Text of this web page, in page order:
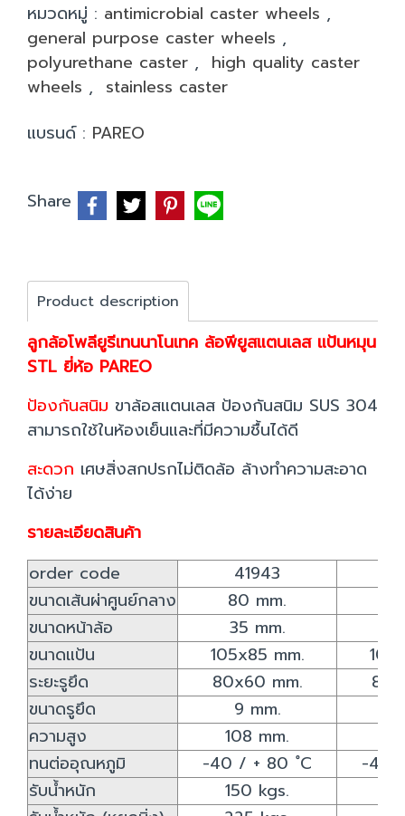
หมวดหมู่ : antimicrobial caster wheels ,
general purpose caster wheels ,
polyurethane caster , high quality caster
wheels , stainless caster
แบรนด์ : PAREO
Share
Product description
ลูกล้อโพลียูรีเทนนาโนเทค ล้อพียูสแตนเลส แป้นหมุน
STL ยี่ห้อ PAREO
ป้องกันสนิม ขาล้อสแตนเลส ป้องกันสนิม SUS 304
สามารถใช้ในห้องเย็นและที่มีความชื้นได้ดี
สะดวก เศษสิ่งสกปรกไม่ติดล้อ ล้างทำความสะอาด
ได้ง่าย
รายละเอียดสินค้า
order code
41943
ขนาดเส้นผ่าศูนย์กลาง
80 mm.
ขนาดหน้าล้อ
35 mm.
ขนาดแป้น
105x85 mm.
ระยะรูยึด
80x60 mm.
ขนาดรูยึด
9 mm.
ความสูง
108 mm.
ทนต่ออุณหภูมิ
-40 / + 80 ํC
-40
รับน้ำหนัก
150 kgs.